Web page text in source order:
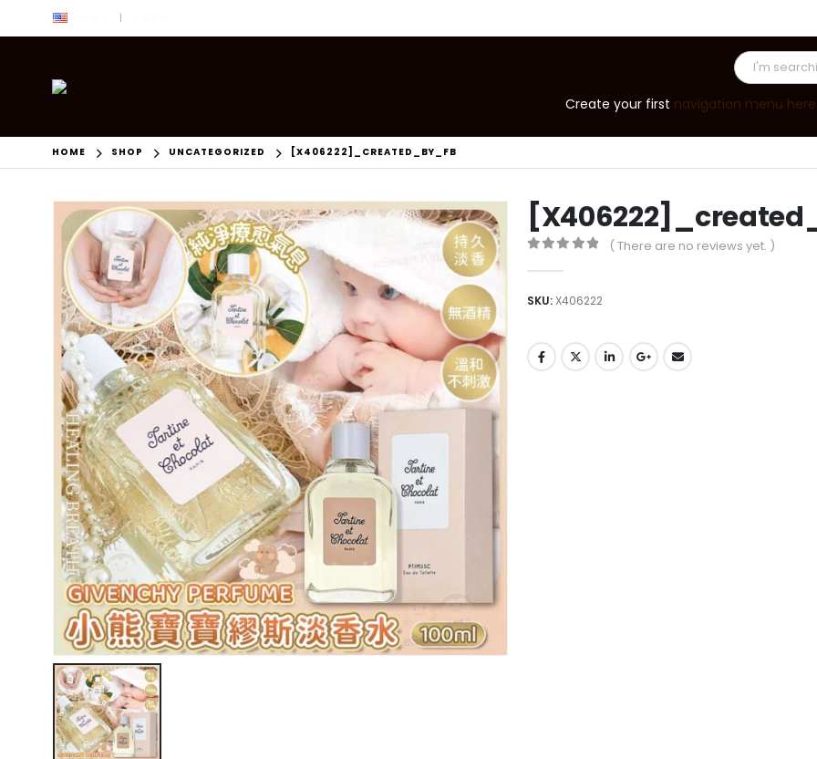
|
Create your first navigation menu here
HOME SHOP UNCATEGORIZED [X406222]_CREATED_BY_FB
( There are no reviews yet. )
SKU:X406222